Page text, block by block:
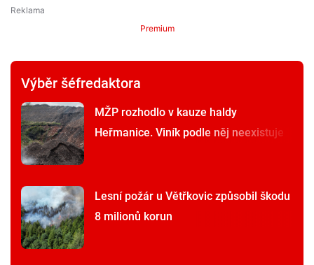
Premium
Výběr šéfredaktora
MŽP rozhodlo v kauze haldy
Heřmanice. Viník podle něj neexistuje
Lesní požár u Větřkovic způsobil škodu
8 milionů korun